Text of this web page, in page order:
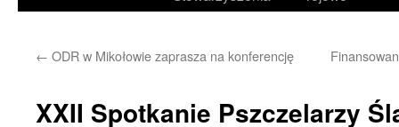
← ODR w Mikołowie zaprasza na konferencję
XXII Spotkanie Pszczelarzy